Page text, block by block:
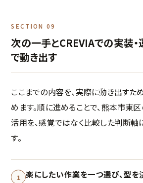
SECTION 09
次の一手とCREVIAでの実装
で動き出す
ここまでの内容を、実際に動き出すた
めます。順に進めることで、熊本市東
活用を、感覚ではなく比較した判断軸
す。
1 楽にしたい作業を一つ選び、型を